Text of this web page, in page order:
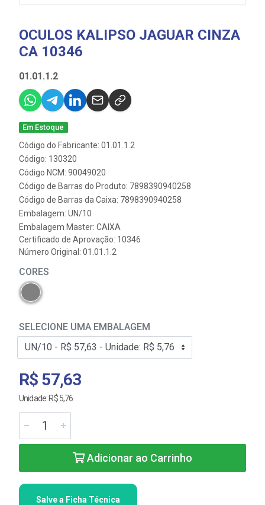
OCULOS KALIPSO JAGUAR CINZA
CA 10346
01.01.1.2
Em Estoque
Código do Fabricante: 01.01.1.2
Código: 130320
Código NCM: 90049020
Código de Barras do Produto: 7898390940258
Código de Barras da Caixa: 7898390940258
Embalagem: UN/10
Embalagem Master: CAIXA
Certificado de Aprovação: 10346
Número Original: 01.01.1.2
CORES
SELECIONE UMA EMBALAGEM
R$ 57,63
Unidade: R$ 5,76
Adicionar ao Carrinho
Salve a Ficha Técnica